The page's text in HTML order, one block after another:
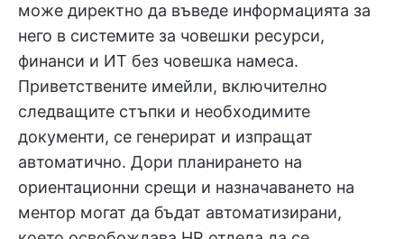
може директно да въведе информацията за
него в системите за човешки ресурси,
финанси и ИТ без човешка намеса.
Приветствените имейли, включително
следващите стъпки и необходимите
документи, се генерират и изпращат
автоматично. Дори планирането на
ориентационни срещи и назначаването на
ментор могат да бъдат автоматизирани,